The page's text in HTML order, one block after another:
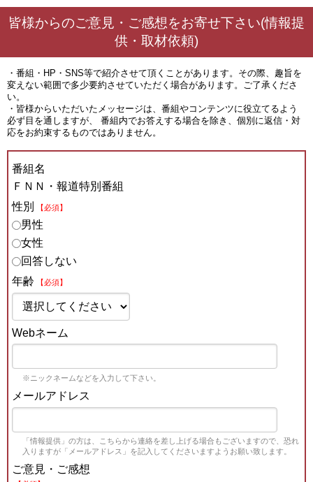
皆様からのご意見・ご感想をお寄せ下さい(情報提
供・取材依頼)
・番組・HP・SNS等で紹介させて頂くことがあります。その際、趣旨を
変えない範囲で多少要約させていただく場合があります。ご了承くださ
い。
・皆様からいただいたメッセージは、番組やコンテンツに役立てるよう
必ず目を通しますが、 番組内でお答えする場合を除き、個別に返信・対
応をお約束するものではありません。
番組名
ＦＮＮ・報道特別番組
性別
【必須】
男性
女性
回答しない
年齢
【必須】
Webネーム
※ニックネームなどを入力して下さい。
メールアドレス
「情報提供」の方は、こちらから連絡を差し上げる場合もございますので、恐れ
入りますが「メールアドレス」を記入してくださいますようお願い致します。
ご意見・ご感想